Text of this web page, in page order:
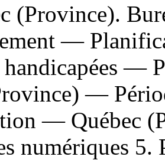
(Province).
—
handicapées —
—
— Québec
numériques